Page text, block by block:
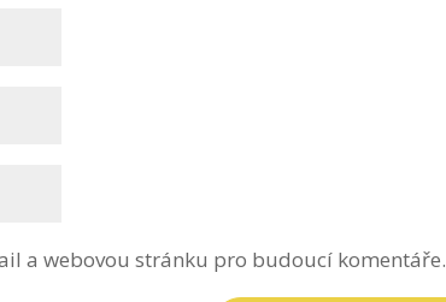
a webovou stránku pro budoucí komentáře.